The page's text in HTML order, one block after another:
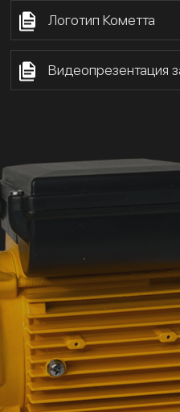
Логотип Кометта
Видеопрезентация